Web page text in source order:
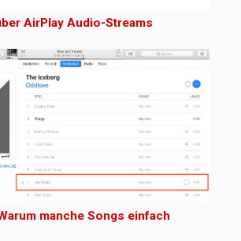
AirPlay Audio-Streams
manche Songs einfach